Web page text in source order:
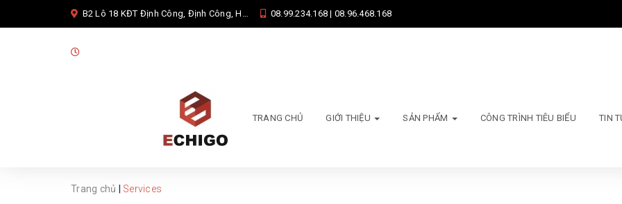
B2 Lô 18 KĐT Định Công, Định Công, Hoàng Mai, Hà Nội 08.99.234.168 | 08.96.468.168
TRANG CHỦ GIỚI THIỆU SẢN PHẨM CÔNG TRÌNH TIÊU BIỂU TIN
Trang chủ Services